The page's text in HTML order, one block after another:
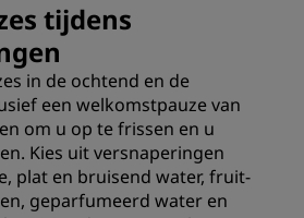
tijdens
in de ochtend en de
een welkomstpauze van
om u op te frissen en u
Kies uit versnaperingen
plat en bruisend water, fruit-
geparfumeerd water en